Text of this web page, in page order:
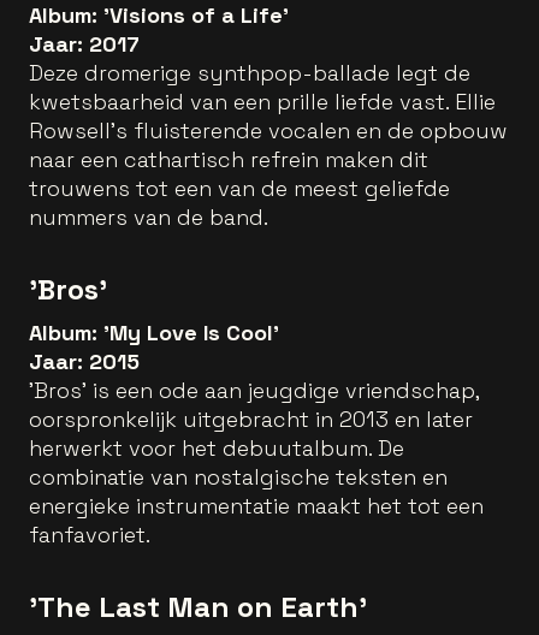
Album: 'Visions of a Life'
Jaar: 2017
Deze dromerige synthpop-ballade legt de
kwetsbaarheid van een prille liefde vast. Ellie
Rowsell’s fluisterende vocalen en de opbouw
naar een cathartisch refrein maken dit
trouwens tot een van de meest geliefde
nummers van de band.
'Bros'
Album: 'My Love Is Cool'
Jaar: 2015
'Bros' is een ode aan jeugdige vriendschap,
oorspronkelijk uitgebracht in 2013 en later
herwerkt voor het debuutalbum. De
combinatie van nostalgische teksten en
energieke instrumentatie maakt het tot een
fanfavoriet.
'The Last Man on Earth'